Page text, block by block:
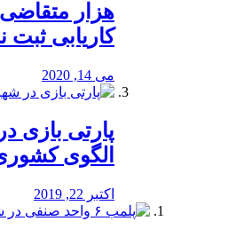
هزار
کاریابی ثبت
می 14, 2020
پارتی بازی
الگوی
اکتبر 22, 2019